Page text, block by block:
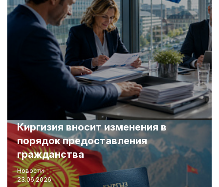
Киргизия вносит изменения в
порядок предоставления
гражданства
Новости
23.06.2026